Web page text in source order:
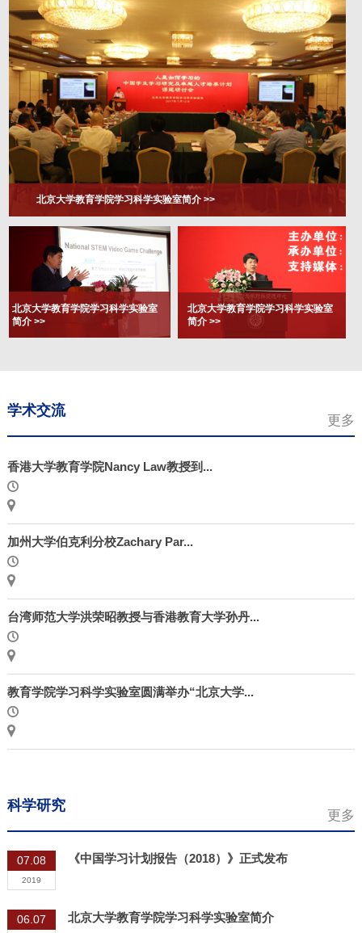
北京大学教育学院学习科学实验室简介 >>
北京大学教育学院学习科学实验室
简介 >>
北京大学教育学院学习科学实验室
简介 >>
学术交流
更多
香港大学教育学院Nancy Law教授到...
加州大学伯克利分校Zachary Par...
台湾师范大学洪荣昭教授与香港教育大学孙丹...
教育学院学习科学实验室圆满举办“北京大学...
科学研究
更多
07.08
2019
《中国学习计划报告（2018）》正式发布
06.07 北京大学教育学院学习科学实验室简介